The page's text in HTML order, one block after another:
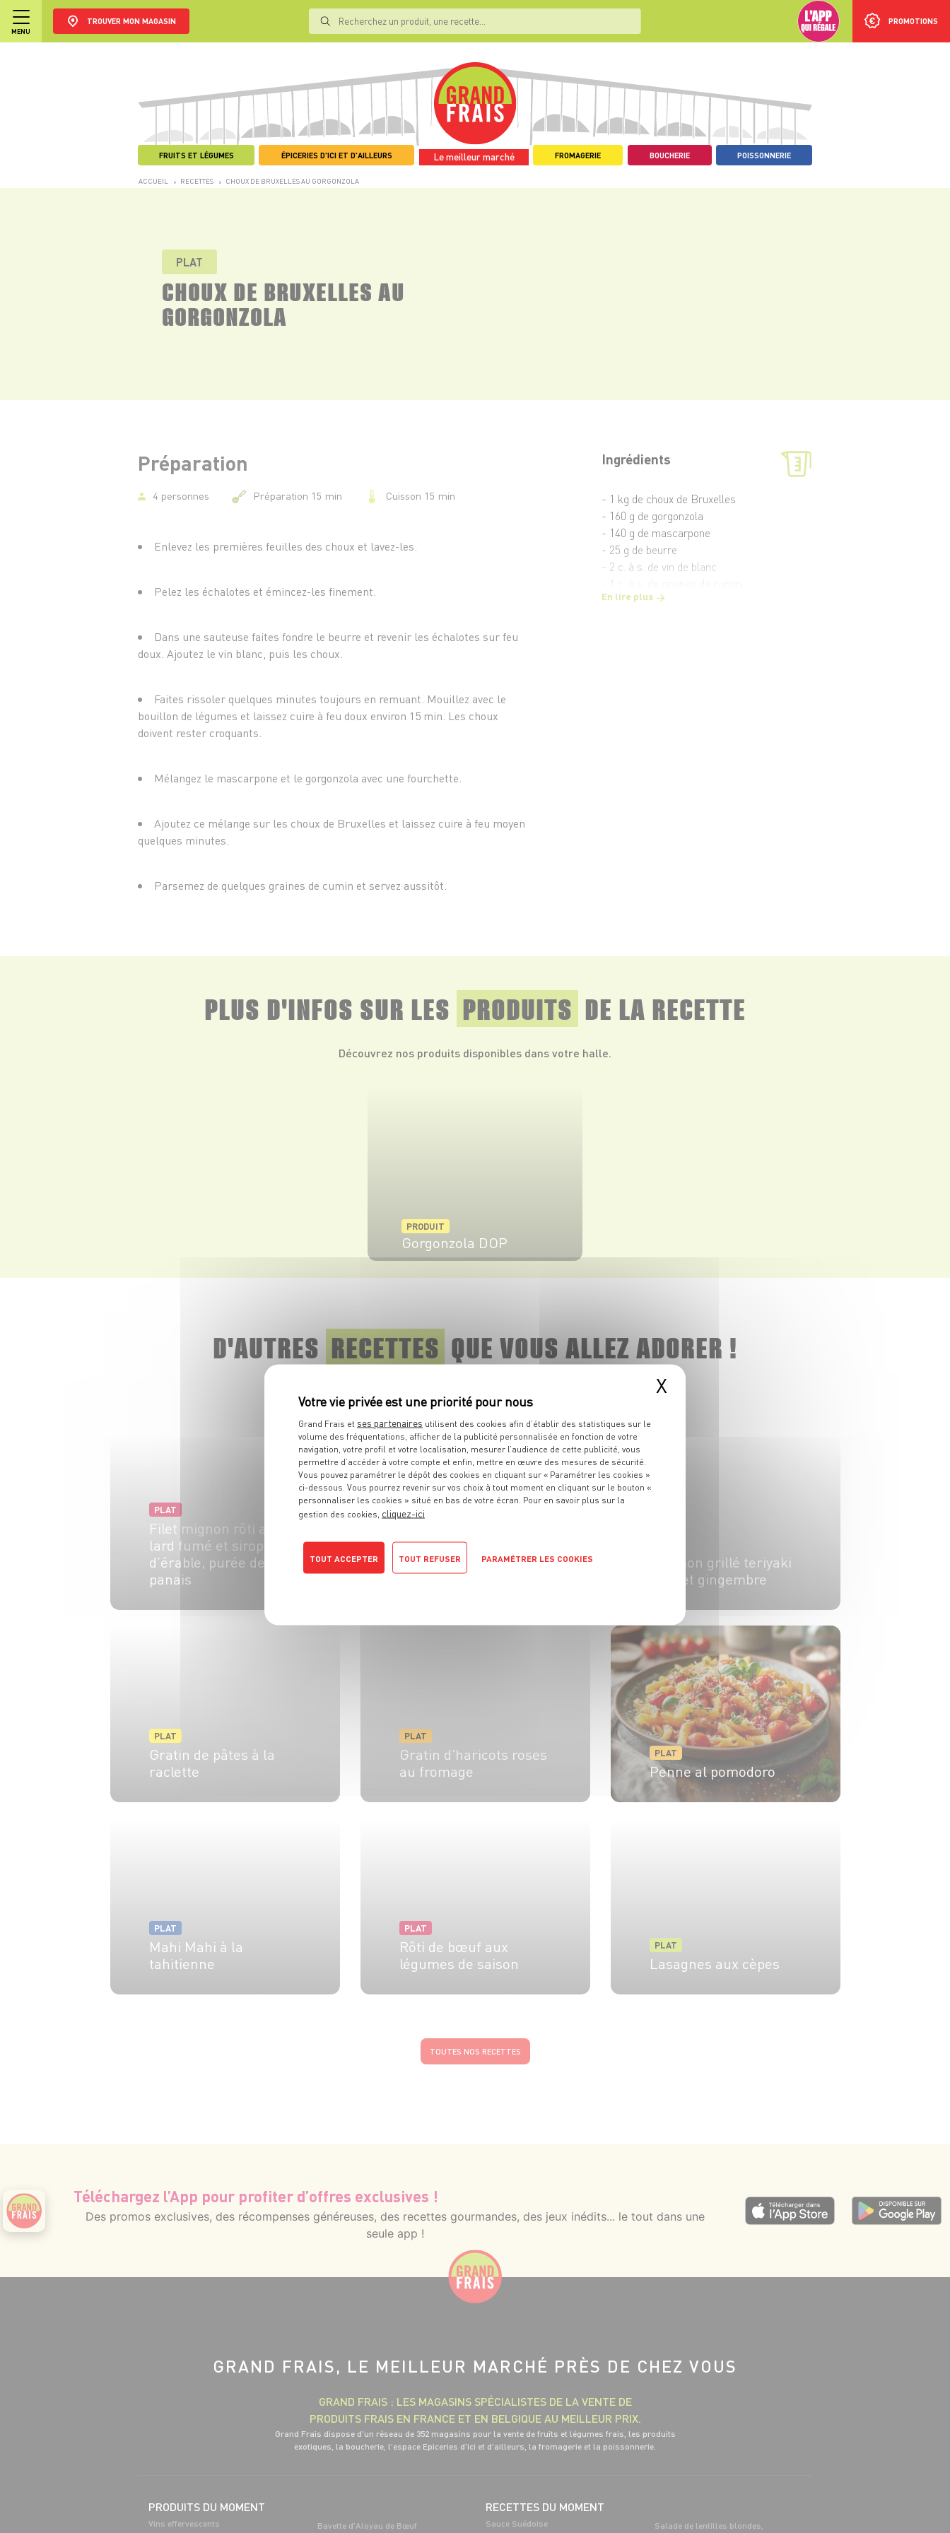
MENU
TROUVER MON MAGASIN PROMOTIONS
FRUITS ET LÉGUMES ÉPICERIES D'ICI ET D'AILLEURS Le meilleur marché FROMAGERIE BOUCHERIE POISSONNERIE
ACCUEIL > RECETTES > CHOUX DE BRUXELLES AU GORGONZOLA
PLAT
CHOUX DE BRUXELLES AU
GORGONZOLA
Ingrédients
- 1 kg de choux de Bruxelles
- 160 g de gorgonzola
- 140 g de mascarpone
- 25 g de beurre
- 2 c. à s. de vin de blanc
- 1 verre de bouillon de légumes
En lire plus
Préparation
4 personnes Préparation 15 min Cuisson 15 min
Enlevez les premières feuilles des choux et lavez-les.
Pelez les échalotes et émincez-les finement.
Dans une sauteuse faites fondre le beurre et revenir les échalotes sur feu
doux. Ajoutez le vin blanc, puis les choux.
Faites rissoler quelques minutes toujours en remuant. Mouillez avec le
bouillon de légumes et laissez cuire à feu doux environ 15 min. Les choux
doivent rester croquants.
Mélangez le mascarpone et le gorgonzola avec une fourchette.
Ajoutez ce mélange sur les choux de Bruxelles et laissez cuire à feu moyen
quelques minutes.
Parsemez de quelques graines de cumin et servez aussitôt.
PLUS D'INFOS SUR LES PRODUITS DE LA RECETTE
Découvrez nos produits disponibles dans votre halle.
PRODUIT
Gorgonzola DOP
D'AUTRES RECETTES QUE VOUS ALLEZ ADORER !
PLAT
Filet mignon rôti au
lard fumé et sirop
d’érable, purée de
panais
PLAT
Hot dog à la courgette
Saumon grillé teriyaki
miel et gingembre
4 pers.
PLAT
Gratin de pâtes à la
raclette
PLAT
Gratin d'haricots roses
au fromage
PLAT
Penne al pomodoro
PLAT
Mahi Mahi à la
tahitienne
PLAT
Rôti de bœuf aux
légumes de saison
PLAT
Lasagnes aux cèpes
TOUTES NOS RECETTES
Téléchargez l’App pour profiter d’offres exclusives !
Des promos exclusives, des récompenses généreuses, des recettes gourmandes, des jeux inédits... le tout dans une
seule app !
GRAND FRAIS, LE MEILLEUR MARCHÉ PRÈS DE CHEZ VOUS
GRAND FRAIS : LES MAGASINS SPÉCIALISTES DE LA VENTE DE
PRODUITS FRAIS EN FRANCE ET EN BELGIQUE AU MEILLEUR PRIX.
Grand Frais dispose d'un réseau de 352 magasins pour la vente de fruits et légumes frais, les produits
exotiques, la boucherie, l'espace Epiceries d'ici et d'ailleurs, la fromagerie et la poissonnerie.
PRODUITS DU MOMENT
Vins effervescents Bavette d'Aloyau de Bœuf
RECETTES DU MOMENT
Sauce Suédoise Salade de lentilles blondes,
X
Grand Frais et ses partenaires utilisent des cookies afin d’établir des statistiques sur le
volume des fréquentations, afficher de la publicité personnalisée en fonction de votre
navigation, votre profil et votre localisation, mesurer l’audience de cette publicité, vous
permettre d’accéder à votre compte et enfin, mettre en œuvre des mesures de sécurité.
Vous pouvez paramétrer le dépôt des cookies en cliquant sur « Paramétrer les cookies »
ci-dessous. Vous pourrez revenir sur vos choix à tout moment en cliquant sur le bouton «
personnaliser les cookies » situé en bas de votre écran. Pour en savoir plus sur la
gestion des cookies, cliquez-ici
TOUT ACCEPTER TOUT REFUSER PARAMÉTRER LES COOKIES